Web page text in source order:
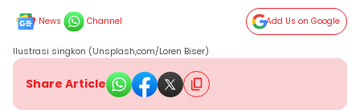
News Channel Add Us on Google
Ilustrasi singkon (Unsplash,com/Loren Biser)
Share Article